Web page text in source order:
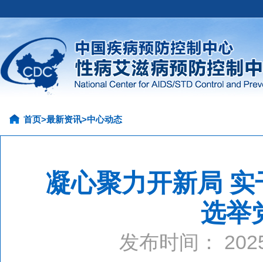
首页>最新资讯>中心动态
凝心聚力开新局
选举
发布时间：